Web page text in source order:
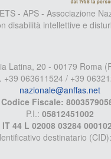
- APS - Associazione
disabilità intellettive e
Latina, 20 - 00179 Roma
+39 063611524 / +39
nazionale@anffas.net
Codice Fiscale:
P.I.: 05812451002
IT 44 L 02008 03284
destinatario (CID):